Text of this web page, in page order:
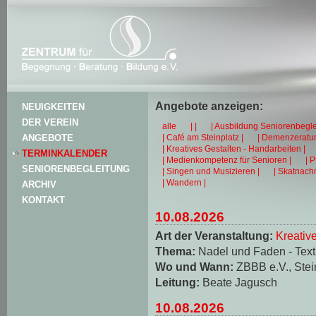
NEUIGKEITEN
DER VEREIN
ANGEBOTE
TERMINKALENDER
SENIORENBEGLEITUNG
ARCHIV
KONTAKT
Angebote anzeigen:
alle | |
| Ausbildung
| Café am Steinplatz |
|
| Kreatives Gestalten - Handarbeiten |
| Medienkompetenz für Senioren |
|
| Singen und Musizieren |
|
| Wandern |
10.08.2026
Art der Veranstaltung:
Thema: Nadel und Faden -
Wo und Wann: ZBBB e.V.,
Leitung: Beate Jagusch
10.08.2026